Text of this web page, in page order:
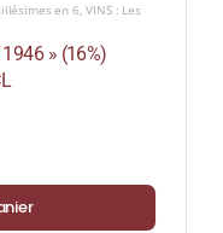
en 6,VINS : Les
» (16%)